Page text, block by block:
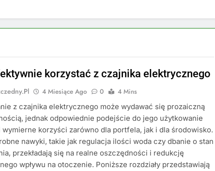
korzystać z czajnika elektrycznego
4 Miesiące Ago 0
4 Mins
z czajnika elektrycznego może wydawać się prozaiczną
jednak odpowiednie podejście do jego użytkowanie
wymierne korzyści zarówno dla portfela, jak i dla środowisko.
nawyki, takie jak regulacja ilości woda czy dbanie o stan
przekładają się na realne oszczędności i redukcję
wpływu na otoczenie. Poniższe rozdziały przedstawiają